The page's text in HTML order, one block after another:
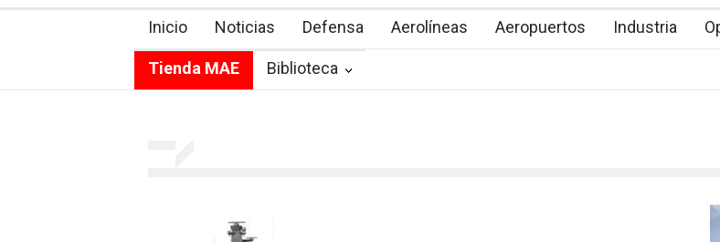
Inicio Noticias Defensa Aerolíneas Aeropuertos Industria
Tienda MAE Biblioteca